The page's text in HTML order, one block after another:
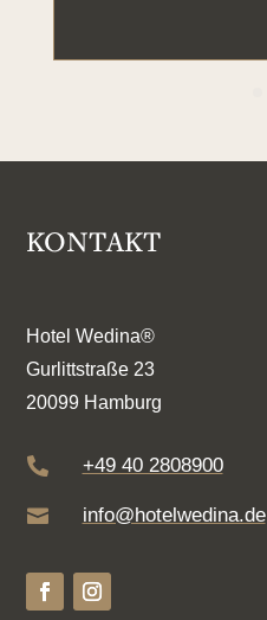
KONTAKT
Hotel Wedina®
Gurlittstraße 23
20099 Hamburg
 +49 40 2808900
 info@hotelwedina.de